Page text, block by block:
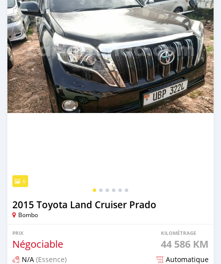
6
2015 Toyota Land Cruiser Prado
Bombo
PRIX
Négociable
KILOMÉTRAGE
44 586 KM
N/A (Essence) Automatique